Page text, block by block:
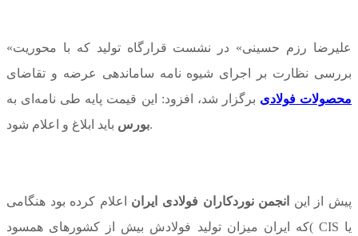
«علیرضا رزم حسینی» در نشست قرارگاه تولید که با محوریت
بررسی نظارت بر اجرای شیوه نامه ساماندهی عرضه و تقاضای
محصولات فولادی برگزار شد، افزود: این قیمت پایه طی نامه‌ای به
بورسباید ابلاغ و اعلام شود.
پیش از این انجمن نوردکاران فولادی ایران اعلام کرده بود هنگامی
که ایران میزان تولید فولادش بیش از کشورهای همسود( CIS یا